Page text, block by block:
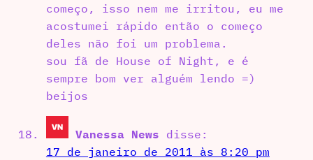
começo, isso nem me irritou, eu me
acostumei rápido então o começo
deles não foi um problema.
sou fã de House of Night, e é
sempre bom ver alguém lendo =)
beijos
Vanessa News disse:
17 de janeiro de 2011 às 8:20 pm